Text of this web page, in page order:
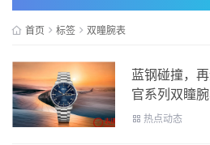
首页 标签 双瞳腕表
蓝钢碰撞，
官系列双瞳
瑞士美度表
热点动态